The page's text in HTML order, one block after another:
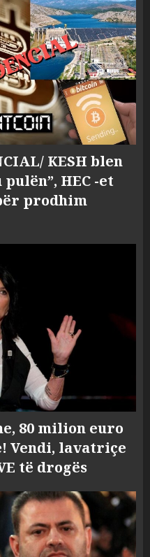
KESH blen
HEC -et
prodhim
80 milion euro
Vendi, lavatriçe
të drogës